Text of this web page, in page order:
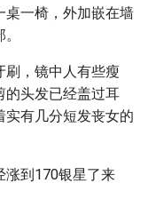
桌一椅，外加嵌在墙
刷，镜中人有些瘦
的头发已经盖过耳
有几分短发丧女的
涨到170银星了来